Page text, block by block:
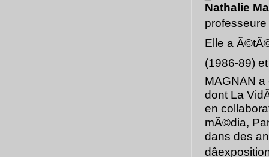
Nathalie
professeure
Elle a
(1986-89)
MAGNAN
dont La
en
mÃ©dia,
dans des